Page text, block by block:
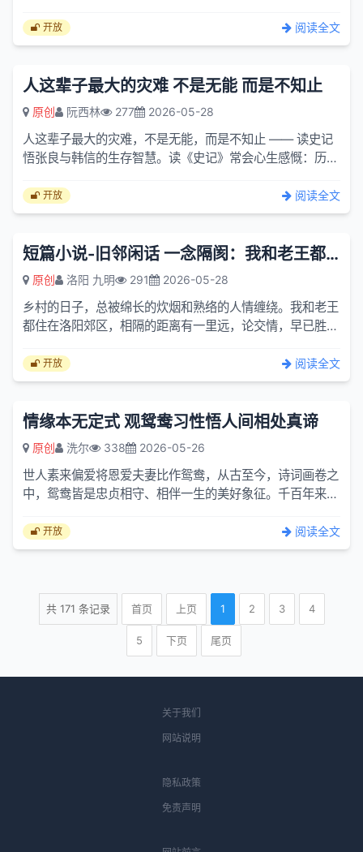
响在安...
开放 阅读全文
人这辈子最大的灾难 不是无能 而是不知止
原创 阮西林 277 2026-05-28
人这辈子最大的灾难，不是无能，而是不知止 —— 读史记
悟张良与韩信的生存智慧。读《史记》常会心生感慨：历史
秦汉...
开放 阅读全文
短篇小说-旧邻闲话 一念隔阂：我和老王都住在洛阳郊区
原创 洛阳 九明 291 2026-05-28
乡村的日子，总被绵长的炊烟和熟络的人情缠绕。我和老王
都住在洛阳郊区，相隔的距离有一里远，论交情，早已胜过
也热。...
开放 阅读全文
情缘本无定式 观鸳鸯习性悟人间相处真谛
原创 洗尔 338 2026-05-26
世人素来偏爱将恩爱夫妻比作鸳鸯，从古至今，诗词画卷之
中，鸳鸯皆是忠贞相守、相伴一生的美好象征。千百年来，
能够不...
开放 阅读全文
共171 条记录 首页 上页 1 2 3 4
5 下页 尾页
关于我们
网站说明
隐私政策
免责声明